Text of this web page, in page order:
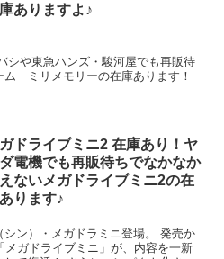
ありますよ♪
シや東急ハンズ・駿河屋でも再販待
ム ミリメモリーの在庫あります！
ドライブミニ2 在庫あり！ヤ
電機でも再販待ちでなかなか
ないメガドライブミニ2の在
ります♪
ン）・メガドラミニ登場。 発売か
メガドライブミニ」が、内容を一新